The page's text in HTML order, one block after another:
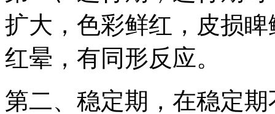
扩大，色彩鲜红，皮损
红晕，有同形反应。
第二、稳定期，在稳定